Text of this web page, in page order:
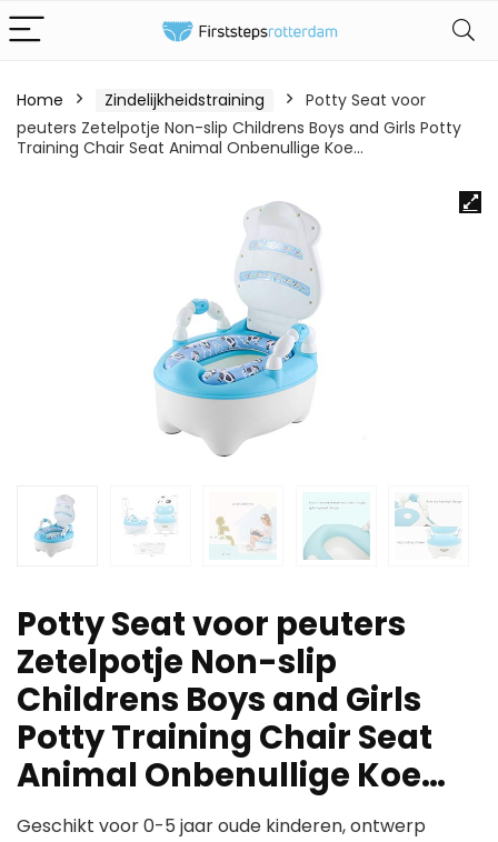
Home Zindelijkheidstraining
Potty Seat voor
peuters Zetelpotje Non-slip Childrens Boys and Girls Potty
Training Chair Seat Animal Onbenullige Koe…
Potty Seat voor peuters
Zetelpotje Non-slip
Childrens Boys and Girls
Potty Training Chair Seat
Animal Onbenullige Koe…
Geschikt voor 0-5 jaar oude kinderen, ontwerp